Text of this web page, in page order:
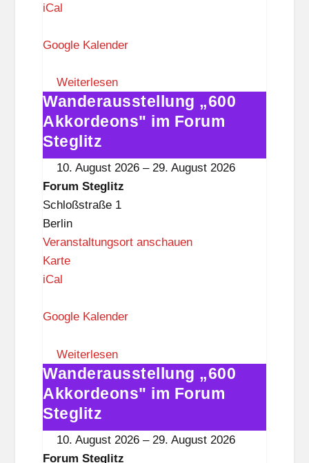
u
S
t
e
g
l
i
t
z
iCal
Google Kalender
Weiterlesen
Wanderausstellung
„600
Akkordeons"
im
Forum
Steglitz
Wanderausstellung „600
Akkordeons" im Forum
Steglitz
10. August 2026 –29. August 2026
Forum Steglitz
Schloßstraße 1
Berlin
Veranstaltungsort anschauen
KarteF
u
S
t
e
g
l
i
iCal
Google Kalender
Weiterlesen
Wanderausstellung
„600
Akkordeons"
im
Forum
Wanderausstellung „600
Akkordeons" im Forum
Steglitz
10. August 2026 – 29. August 2026
Forum Steglitz